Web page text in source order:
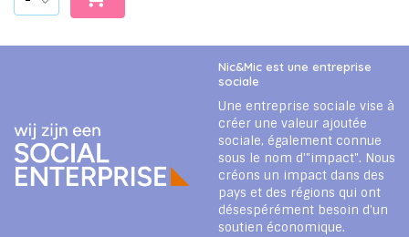
Nic&Mic est une entreprise
sociale
Une entreprise sociale vise à
créer une valeur ajoutée
sociale, également connue
sous le nom d'"impact". Nous
créons un impact dans des
pays et des régions qui ont
désespérément besoin d'un
soutien économique.